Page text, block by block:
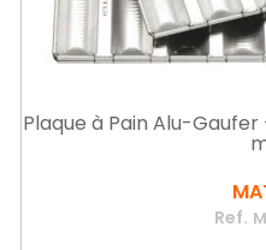
Plaque à Pain Alu-Gaufer
Ref.